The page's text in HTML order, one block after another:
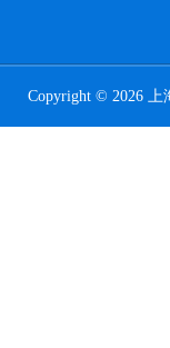
Copyright © 2026 上